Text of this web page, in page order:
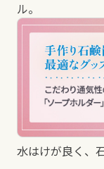
ル。
水はけが良く、